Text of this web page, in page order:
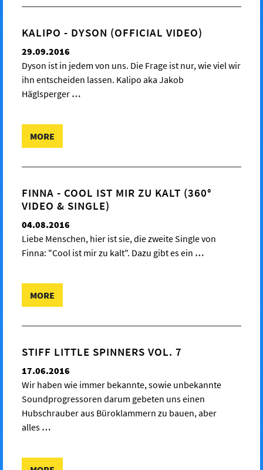
KALIPO - DYSON (OFFICIAL VIDEO)
29.09.2016
Dyson ist in jedem von uns. Die Frage ist nur, wie viel wir
ihn entscheiden lassen. Kalipo aka Jakob
Häglsperger …
MORE
FINNA - COOL IST MIR ZU KALT (360°
VIDEO & SINGLE)
04.08.2016
Liebe Menschen, hier ist sie, die zweite Single von
Finna: "Cool ist mir zu kalt". Dazu gibt es ein …
MORE
STIFF LITTLE SPINNERS VOL. 7
17.06.2016
Wir haben wie immer bekannte, sowie unbekannte
Soundprogressoren darum gebeten uns einen
Hubschrauber aus Büroklammern zu bauen, aber
alles …